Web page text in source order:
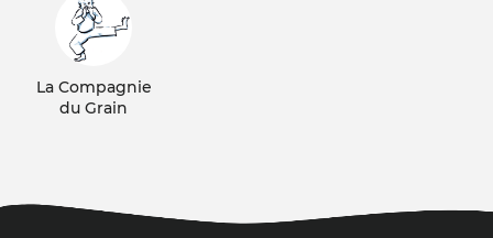
La Compagnie
du Grain